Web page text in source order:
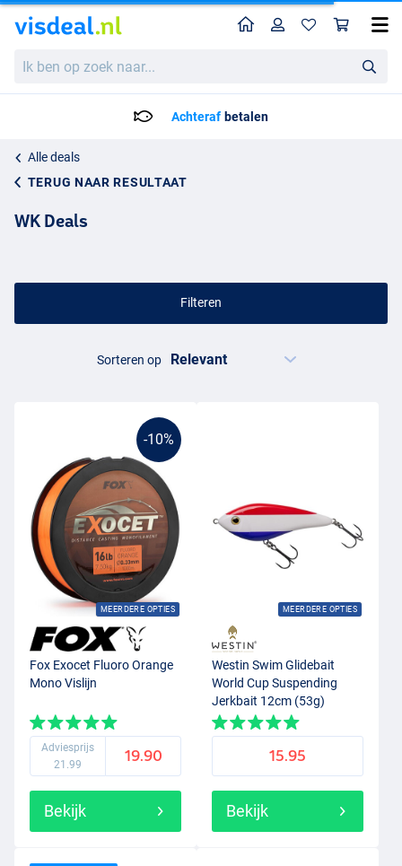
ben
HomeProfiel
Vandaag besteld, maandag in huis!*
Alle deals
TERUG NAAR RESULTAAT
WK Deals
Filteren
Sorteren op
-10%
MEERDERE OPTIES
Fox Exocet Fluoro Orange
Mono Vislijn
Adviesprijs
21.99
19.90
Bekijk
MEERDERE OPTIES
Westin Swim Glidebait
World Cup Suspending
Jerkbait 12cm (53g)
Netherlands
15.95
Bekijk